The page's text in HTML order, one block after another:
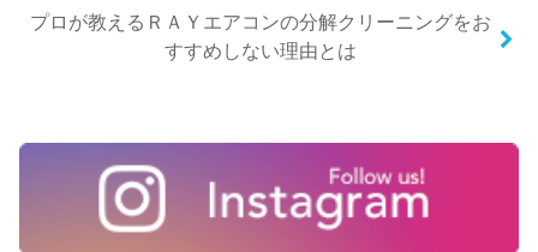
プロが教えるＲＡＹエアコンの分解クリーニングをお
すすめしない理由とは